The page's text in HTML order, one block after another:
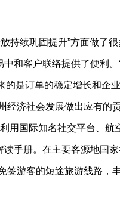
续巩固提升”方面做了很
和客户联络提供了便利。
的是订单的稳定增长和企
济社会发展做出应有的贡
用国际知名社交平台、航
手册。在主要客源地国
游客的短途旅游线路，